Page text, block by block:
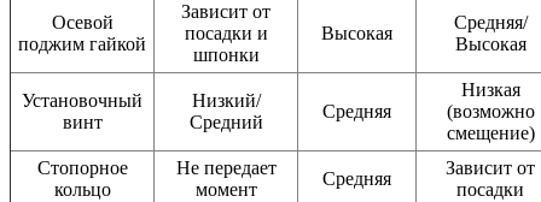
Осевой
поджим гайкой
Зависит от
посадки и
шпонки
Высокая
Средняя/
Высокая
Установочный
винт
Низкий/
Средний
Средняя
Низкая
(возможно
смещение)
Стопорное
кольцо
Не передает
момент
Средняя
Зависит от
посадки